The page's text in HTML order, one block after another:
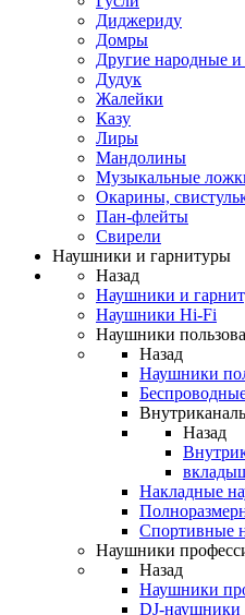
Диджериду
Домры
Другие народные
Дудук
Жалейки
Казу
Лиры
Мандолины
Музыкальные
Окарины,
Пан-флейты
Свирели
Наушники и гарнитуры
Назад
Наушники и
Наушники Hi-Fi
Наушники
Назад
Наушники
Назад
Накладные
Спортивные
Наушники
Назад
Наушники
DJ-наушники